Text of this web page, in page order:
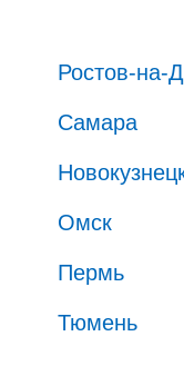
Ростов-на-
Самара
Омск
Пермь
Тюмень